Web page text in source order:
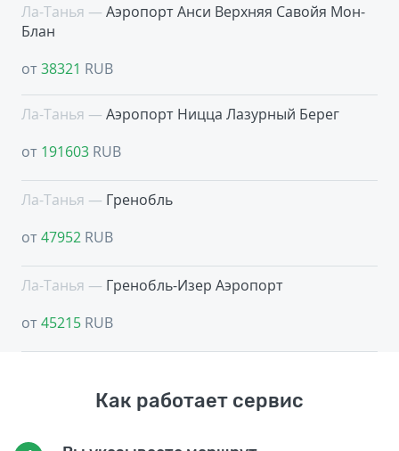
Ла-Танья — Аэропорт Анси Верхняя Савойя Мон-
Блан
от38321 RUB
Ла-Танья — Аэропорт Ницца Лазурный Берег
от 191603 RUB
Ла-Танья — Гренобль
от47952 RUB
Ла-Танья — Гренобль-Изер Аэропорт
от45215 RUB
Как работает сервис